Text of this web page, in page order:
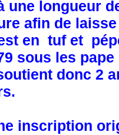
une longueur
afin de
en tuf et
sous les
donc 2
inscription